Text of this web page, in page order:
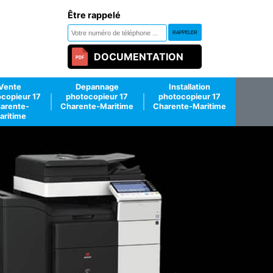
Être rappelé
DOCUMENTATION
17
Depannage
photocopieur 17
Charente-Maritime
Installation
photocopieur 17
Charente-Maritime